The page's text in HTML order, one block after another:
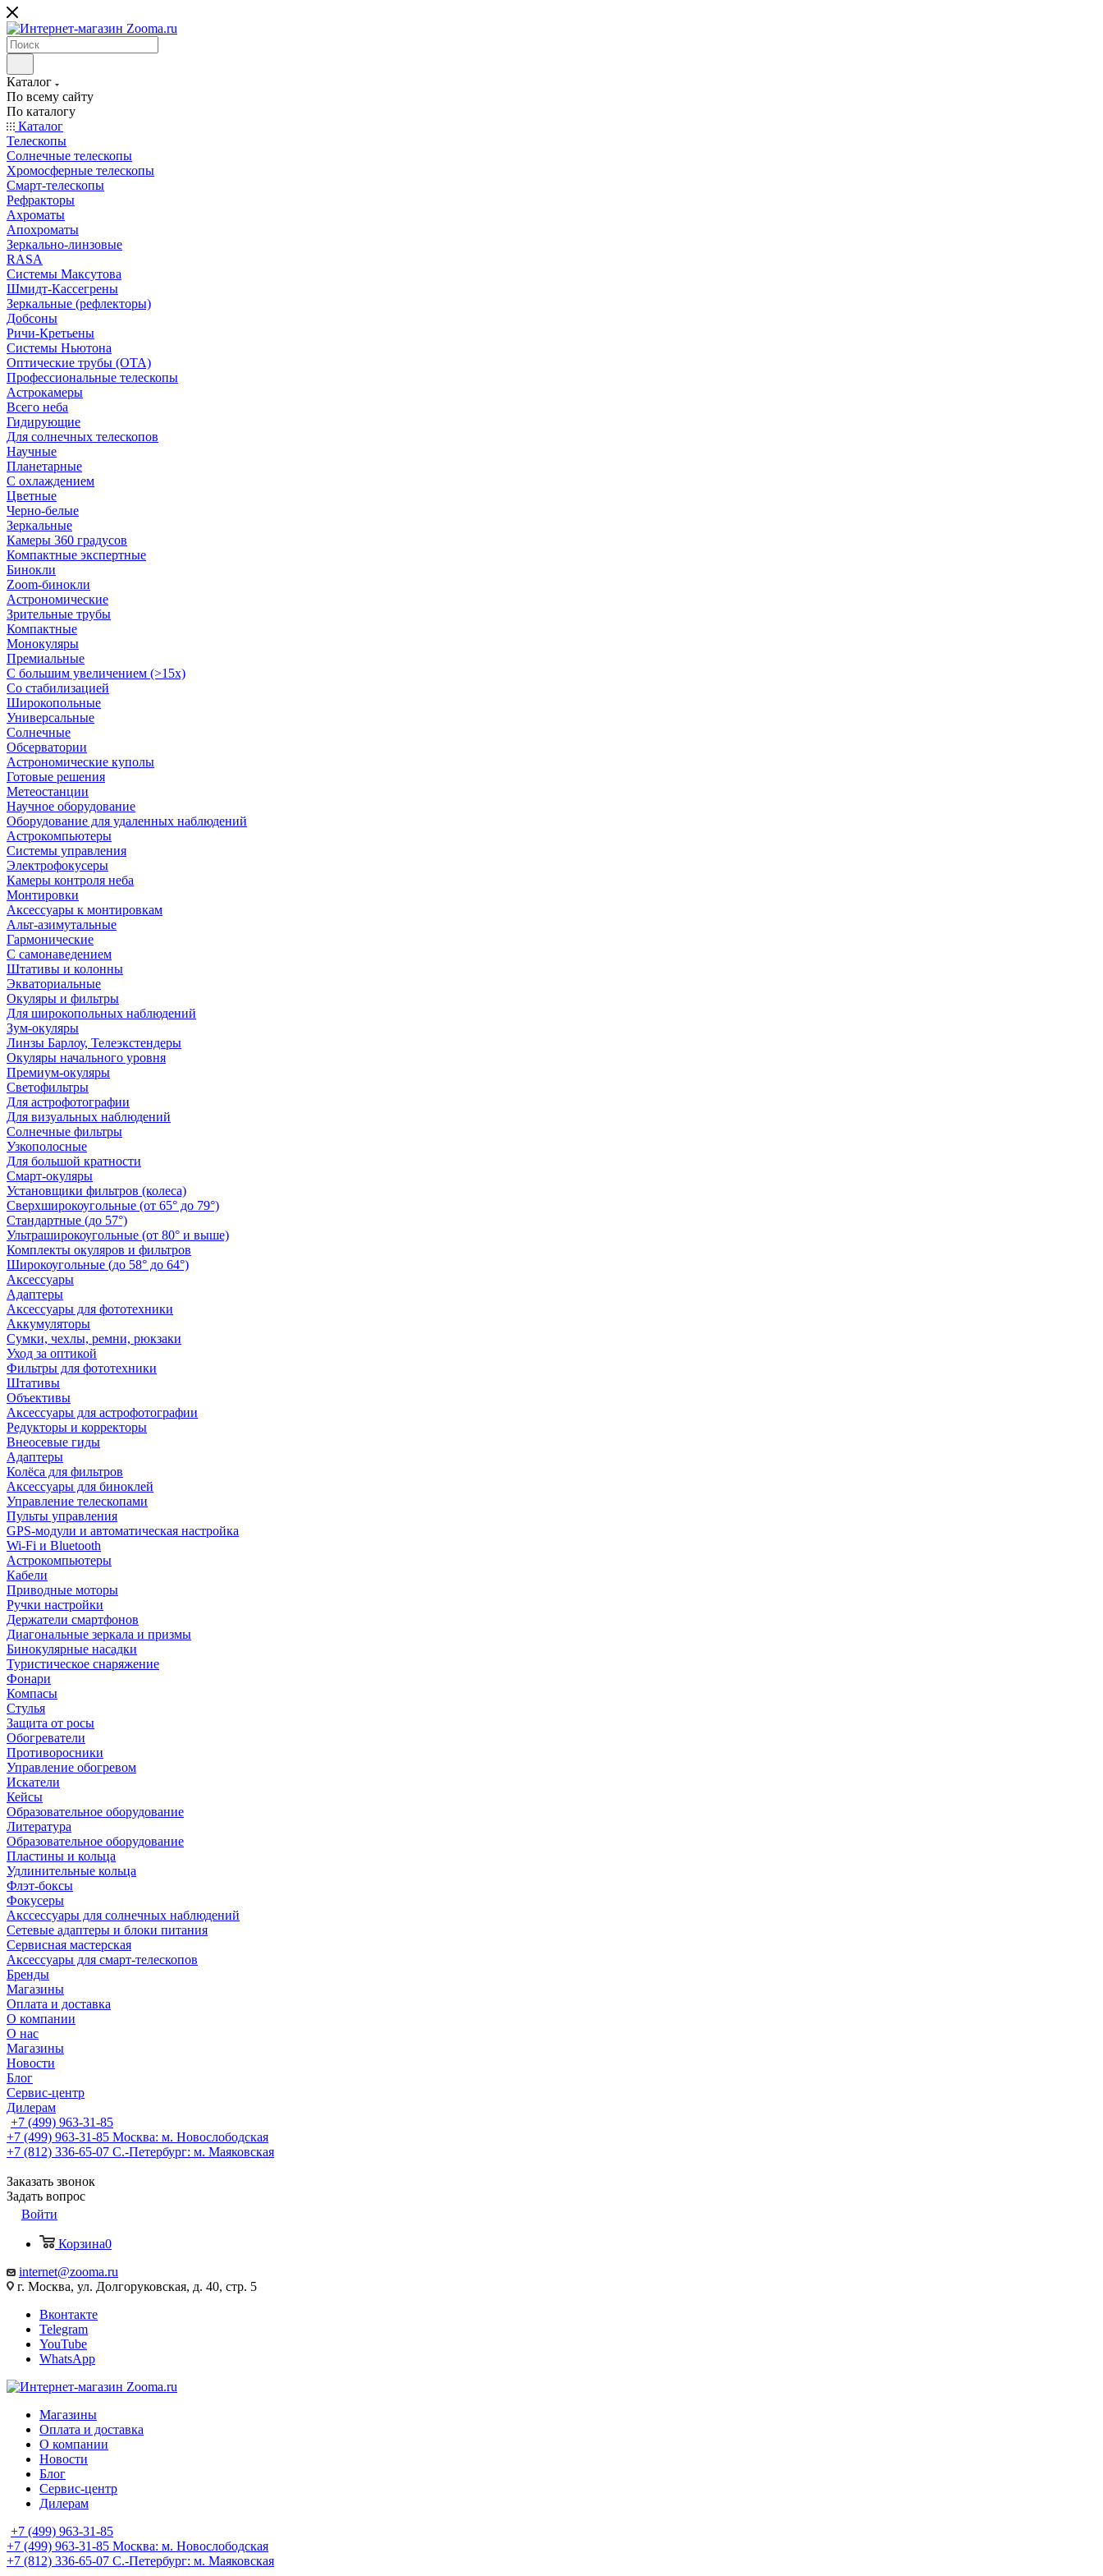
Каталог
По всему сайту
По каталогу
Каталог
Телескопы
Солнечные телескопы
Хромосферные телескопы
Смарт-телескопы
Рефракторы
Ахроматы
Апохроматы
Зеркально-линзовые
RASA
Системы Максутова
Шмидт-Кассегрены
Зеркальные (рефлекторы)
Добсоны
Ричи-Кретьены
Системы Ньютона
Оптические трубы (OTA)
Профессиональные телескопы
Астрокамеры
Всего неба
Гидирующие
Для солнечных телескопов
Научные
Планетарные
С охлаждением
Цветные
Черно-белые
Зеркальные
Камеры 360 градусов
Компактные экспертные
Бинокли
Zoom-бинокли
Астрономические
Зрительные трубы
Компактные
Монокуляры
Премиальные
С большим увеличением (>15x)
Со стабилизацией
Широкопольные
Универсальные
Солнечные
Обсерватории
Астрономические куполы
Готовые решения
Метеостанции
Научное оборудование
Оборудование для удаленных наблюдений
Астрокомпьютеры
Системы управления
Электрофокусеры
Камеры контроля неба
Монтировки
Аксессуары к монтировкам
Альт-азимутальные
Гармонические
С самонаведением
Штативы и колонны
Экваториальные
Окуляры и фильтры
Для широкопольных наблюдений
Зум-окуляры
Линзы Барлоу, Телеэкстендеры
Окуляры начального уровня
Премиум-окуляры
Светофильтры
Для астрофотографии
Для визуальных наблюдений
Солнечные фильтры
Узкополосные
Для большой кратности
Смарт-окуляры
Установщики фильтров (колеса)
Сверхширокоугольные (от 65° до 79°)
Стандартные (до 57°)
Ультраширокоугольные (от 80° и выше)
Комплекты окуляров и фильтров
Широкоугольные (до 58° до 64°)
Аксессуары
Адаптеры
Аксессуары для фототехники
Аккумуляторы
Сумки, чехлы, ремни, рюкзаки
Уход за оптикой
Фильтры для фототехники
Штативы
Объективы
Аксессуары для астрофотографии
Редукторы и корректоры
Внеосевые гиды
Адаптеры
Колёса для фильтров
Аксессуары для биноклей
Управление телескопами
Пульты управления
GPS-модули и автоматическая настройка
Wi-Fi и Bluetooth
Астрокомпьютеры
Кабели
Приводные моторы
Ручки настройки
Держатели смартфонов
Диагональные зеркала и призмы
Бинокулярные насадки
Туристическое снаряжение
Фонари
Компасы
Стулья
Защита от росы
Обогреватели
Противоросники
Управление обогревом
Искатели
Кейсы
Образовательное оборудование
Литература
Образовательное оборудование
Пластины и кольца
Удлинительные кольца
Флэт-боксы
Фокусеры
Акссессуары для солнечных наблюдений
Сетевые адаптеры и блоки питания
Сервисная мастерская
Аксессуары для смарт-телескопов
Бренды
Магазины
Оплата и доставка
О компании
О нас
Магазины
Новости
Блог
Сервис-центр
Дилерам
+7 (499) 963-31-85
+7 (499) 963-31-85 Москва: м. Новослободская
+7 (812) 336-65-07 С.-Петербург: м. Маяковская
Заказать звонок
Задать вопрос
Войти
Корзина0
internet@zooma.ru
г. Москва, ул. Долгоруковская, д. 40, стр. 5
Вконтакте
Telegram
YouTube
WhatsApp
Магазины
Оплата и доставка
О компании
Новости
Блог
Сервис-центр
Дилерам
+7 (499) 963-31-85
+7 (499) 963-31-85 Москва: м. Новослободская
+7 (812) 336-65-07 С.-Петербург: м. Маяковская